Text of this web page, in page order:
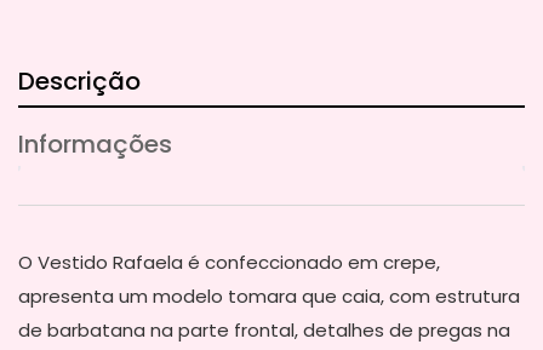
Descrição
Informações
O Vestido Rafaela é confeccionado em crepe,
apresenta um modelo tomara que caia, com estrutura
de barbatana na parte frontal, detalhes de pregas na